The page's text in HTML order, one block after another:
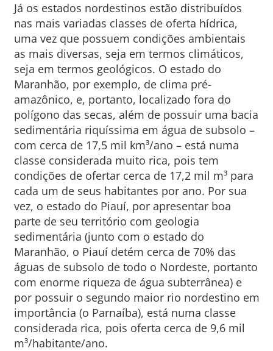
Já os estados nordestinos estão distribuídos
nas mais variadas classes de oferta hídrica,
uma vez que possuem condições ambientais
as mais diversas, seja em termos climáticos,
seja em termos geológicos. O estado do
Maranhão, por exemplo, de clima pré-
amazônico, e, portanto, localizado fora do
polígono das secas, além de possuir uma bacia
sedimentária riquíssima em água de subsolo –
com cerca de 17,5 mil km³/ano – está numa
classe considerada muito rica, pois tem
condições de ofertar cerca de 17,2 mil m³ para
cada um de seus habitantes por ano. Por sua
vez, o estado do Piauí, por apresentar boa
parte de seu território com geologia
sedimentária (junto com o estado do
Maranhão, o Piauí detém cerca de 70% das
águas de subsolo de todo o Nordeste, portanto
com enorme riqueza de água subterrânea) e
por possuir o segundo maior rio nordestino em
importância (o Parnaíba), está numa classe
considerada rica, pois oferta cerca de 9,6 mil
m³/habitante/ano.